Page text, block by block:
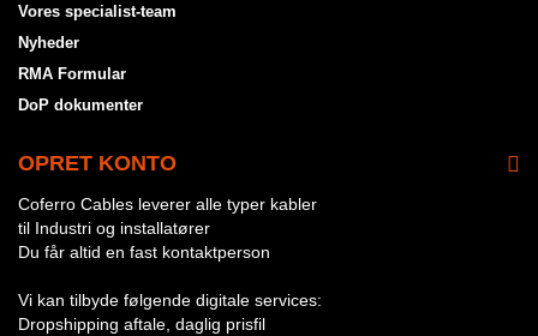
Vores specialist-team
Nyheder
RMA Formular
DoP dokumenter
OPRET KONTO
Coferro Cables leverer alle typer kabler
til Industri og installatører
Du får altid en fast kontaktperson
Vi kan tilbyde følgende digitale services:
Dropshipping aftale, daglig prisfil